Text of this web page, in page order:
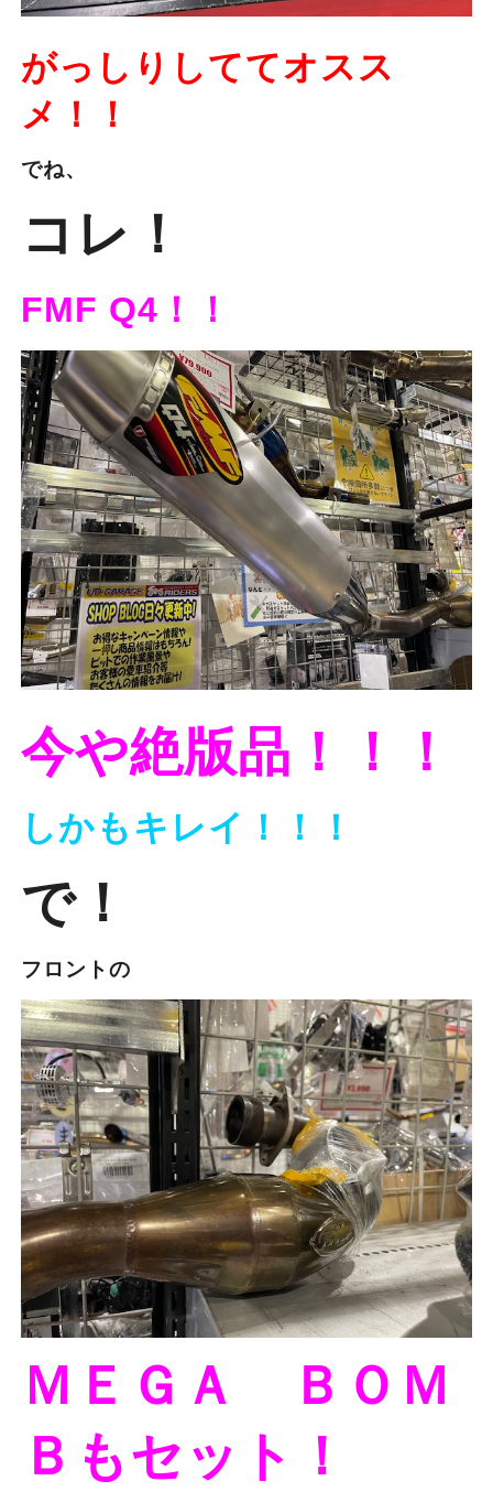
がっしりしててオスス
メ！！
でね、
コレ！
FMF Q4！！
今や絶版品！！！
しかもキレイ！！！
で！
フロントの
ＭＥＧＡ ＢＯＭ
Ｂもセット！